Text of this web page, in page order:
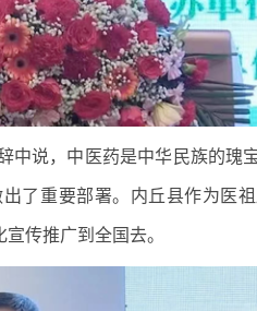
说，中医药是中华民族的瑰
了重要部署。内丘县作为医
传推广到全国去。